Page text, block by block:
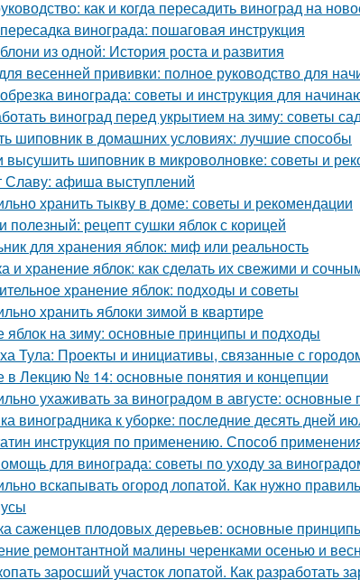
как и когда пересадить виноград на
винограда: пошаговая инструкция
из одной: История роста и развития
весенней прививки: полное руководство для
винограда: советы и инструкция для
виноград перед укрытием на зиму: советы
шиповник в домашних условиях: лучшие способы
шиповник в микроволновке: советы и
Славу: афиша выступлений
хранить тыкву в доме: советы и рекомендации
полезный: рецепт сушки яблок с корицей
для хранения яблок: миф или реальность
и хранение яблок: как сделать их свежими и
хранение яблок: подходы и советы
хранить яблоки зимой в квартире
яблок на зиму: основные принципы и подходы
Тула: Проекты и инициативы, связанные с
в Лекцию № 14: основные понятия и концепции
ухаживать за виноградом в августе:
виноградника к уборке: последние десять дней
инструкция по применению. Способ
для винограда: советы по уходу за
вскапывать огород лопатой. Как нужно
саженцев плодовых деревьев: основные
ремонтантной малины черенками осенью и
заросший участок лопатой. Как разработать